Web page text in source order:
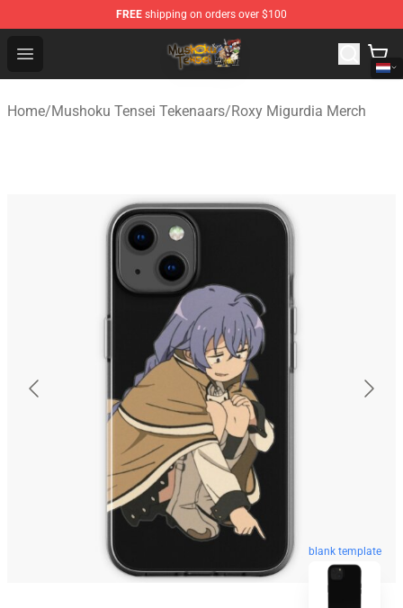
FREE shipping on orders over $100
Open menu
Mushoku Tensei Store - Official Mushoku Tensei
Home/Mushoku Tensei Tekenaars/Roxy Migurdia Merch
blank template